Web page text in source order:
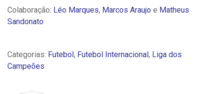
Colaboração: Léo Marques, Marcos Araujo e Matheus
Sandonato
Categorias: Futebol, Futebol Internacional, Liga dos
Campeões